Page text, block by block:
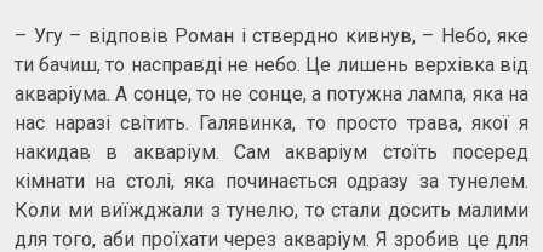
– Угу – відповів Роман і ствердно кивнув, – Небо, яке
ти бачиш, то насправді не небо. Це лишень верхівка від
акваріума. А сонце, то не сонце, а потужна лампа, яка на
нас наразі світить. Галявинка, то просто трава, якої я
накидав в акваріум. Сам акваріум стоїть посеред
кімнати на столі, яка починається одразу за тунелем.
Коли ми виїжджали з тунелю, то стали досить малими
для того, аби проїхати через акваріум. Я зробив це для